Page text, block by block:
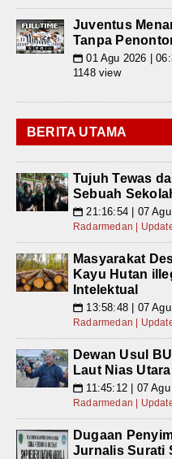
Juventus
Tanpa
📅 01 Agu 2026 |
1148 view
BERITA UTAMA
Tujuh Tewas
Sebuah
📅 21:16:54 | 07
Radarmedan |
Masyarakat
Kayu Hutan
Intelektual
📅 13:58:48 | 07
Radarmedan |
Dewan Usul
Laut Nias
📅 11:45:12 | 07
Radarmedan |
Dugaan
Jurnalis Surati